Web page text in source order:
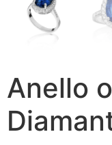
Anello